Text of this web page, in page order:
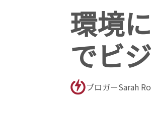
環境
でビ
ブロガーSarah